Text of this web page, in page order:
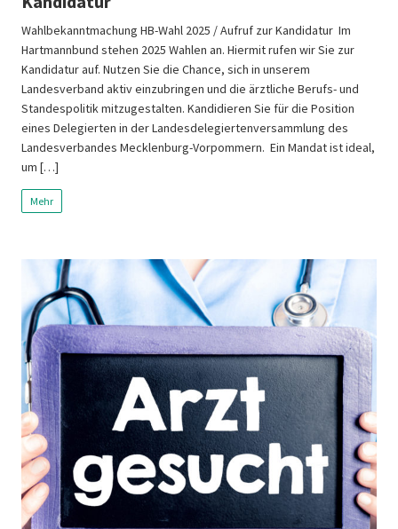
Wahlbekanntmachung HB-Wahl 2025 / Aufruf zur Kandidatur Im
Hartmannbund stehen 2025 Wahlen an. Hiermit rufen wir Sie zur
Kandidatur auf. Nutzen Sie die Chance, sich in unserem
Landesverband aktiv einzubringen und die ärztliche Berufs- und
Standespolitik mitzugestalten. Kandidieren Sie für die Position
eines Delegierten in der Landesdelegiertenversammlung des
Landesverbandes Mecklenburg-Vorpommern. Ein Mandat ist ideal,
um […]
Mehr